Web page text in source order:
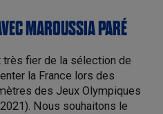
MAROUSSIA PARÉ
très fier de la sélection de
la France lors des
des Jeux Olympiques
Nous souhaitons le